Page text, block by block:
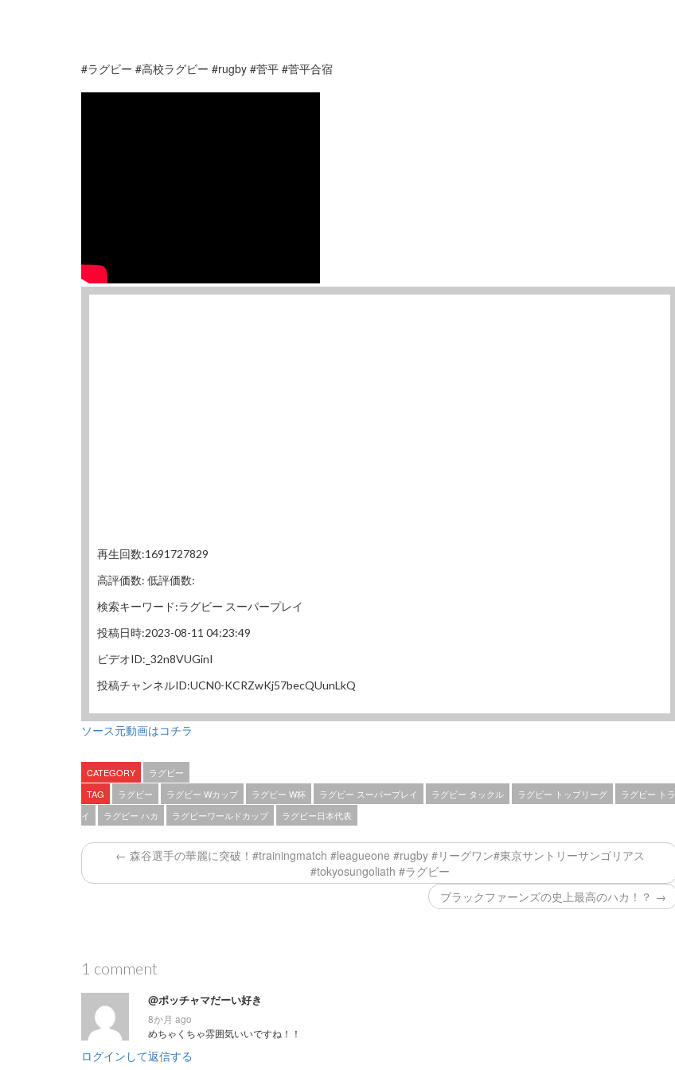
#ラグビー #高校ラグビー #rugby #菅平 #菅平合宿
再生回数:1691727829
高評価数: 低評価数:
検索キーワード:ラグビー スーパープレイ
投稿日時:2023-08-11 04:23:49
ビデオID:_32n8VUGinI
投稿チャンネルID:UCN0-KCRZwKj57becQUunLkQ
ソース元動画はコチラ
CATEGORY
ラグビー
TAG
ラグビー ラグビー Wカップ ラグビー W杯 ラグビー スーパープレイ ラグビー タックル ラグビー トップリーグ
ラグビー トラ
イ
ラグビー ハカ ラグビーワールドカップ ラグビー日本代表
← 森谷選手の華麗に突破！#trainingmatch #leagueone #rugby #リーグワン#東京サントリーサンゴリアス
#tokyosungoliath #ラグビー
ブラックファーンズの史上最高のハカ！？ →
1 comment
@ポッチャマだーい好き
8か月 ago
めちゃくちゃ雰囲気いいですね！！
ログインして返信する